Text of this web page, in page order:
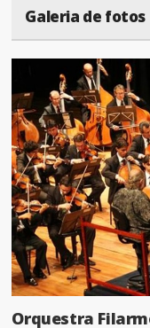
Galeria de fotos
Orquestra